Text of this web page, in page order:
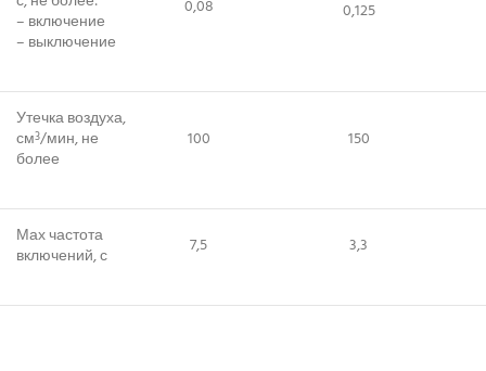
– включение
– выключение
0,08
0,125
Утечка воздуха,
см3/мин, не
более
100 150
Мах частота
включений, с
7,5 3,3